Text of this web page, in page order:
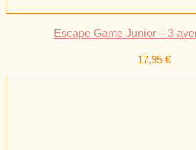
Escape Game Junior – 3
17,95 €